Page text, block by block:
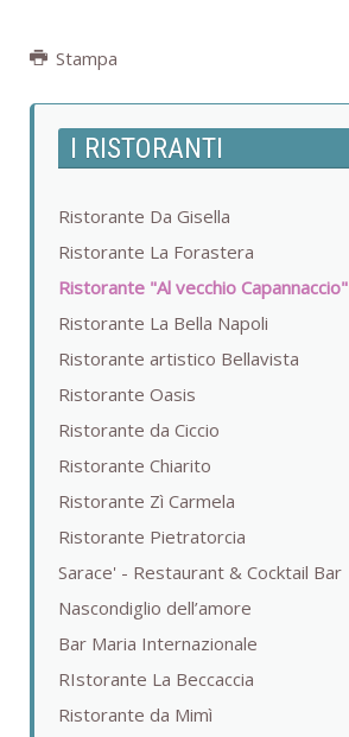
Stampa
I RISTORANTI
Ristorante Da Gisella
Ristorante La Forastera
Ristorante "Al vecchio Capannaccio"
Ristorante La Bella Napoli
Ristorante artistico Bellavista
Ristorante Oasis
Ristorante da Ciccio
Ristorante Chiarito
Ristorante Zì Carmela
Ristorante Pietratorcia
Sarace' - Restaurant & Cocktail Bar
Nascondiglio dell’amore
Bar Maria Internazionale
RIstorante La Beccaccia
Ristorante da Mimì